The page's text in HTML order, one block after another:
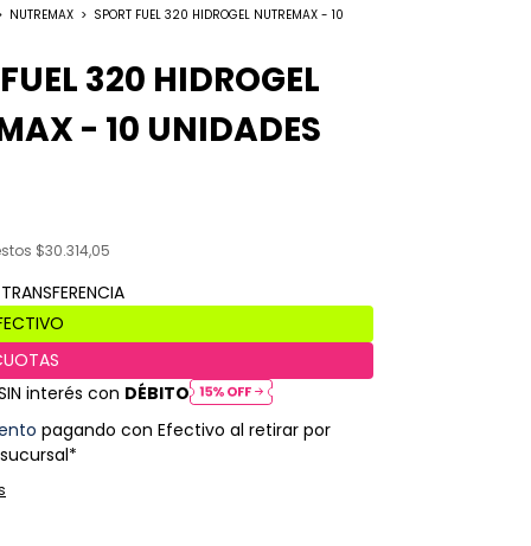
NUTREMAX > SPORT FUEL 320 HIDROGEL NUTREMAX - 10
320 HIDROGEL
- 10 UNIDADES
$30.314,05
interés con DÉBITO
pagando con Efectivo al retirar por